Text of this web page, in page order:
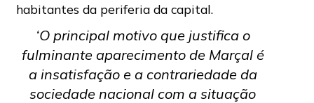
habitantes da periferia da capital.
‘O principal motivo que justifica o
fulminante aparecimento de Marçal é
a insatisfação e a contrariedade da
sociedade nacional com a situação